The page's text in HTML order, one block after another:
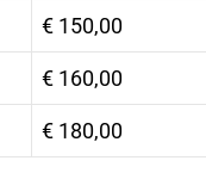
€ 150,00
€ 160,00
€ 180,00